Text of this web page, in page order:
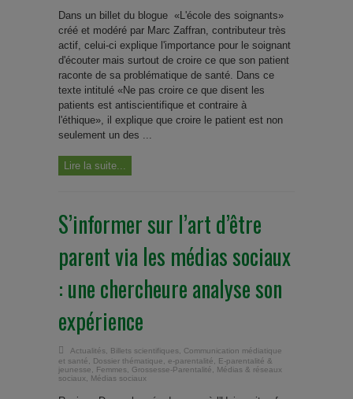
Dans un billet du blogue «L'école des soignants»
créé et modéré par Marc Zaffran, contributeur très
actif, celui-ci explique l'importance pour le soignant
d'écouter mais surtout de croire ce que son patient
raconte de sa problématique de santé. Dans ce
texte intitulé «Ne pas croire ce que disent les
patients est antiscientifique et contraire à
l'éthique», il explique que croire le patient est non
seulement un des ...
Lire la suite...
S’informer sur l’art d’être
parent via les médias sociaux
: une chercheure analyse son
expérience
Actualités Billets scientifiques
Communication médiatique
et santé
Dossier thématique e-parentalité
E-parentalité &
jeunesse
Femmes Grossesse-Parentalité
Médias & réseaux
sociaux
Médias sociaux